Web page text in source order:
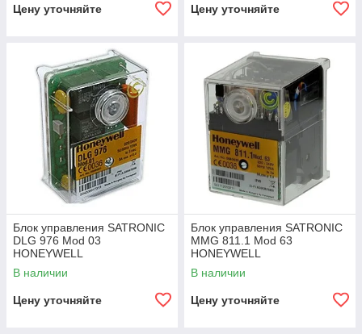
Цену уточняйте Цену уточняйте
Блок управления SATRONIC
DLG 976 Mod 03
HONEYWELL
В наличии
Цену уточняйте
Блок управления SATRONIC
MMG 811.1 Mod 63
HONEYWELL
В наличии
Цену уточняйте